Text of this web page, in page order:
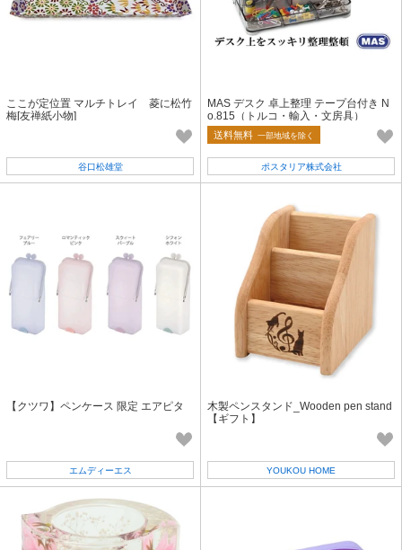
ここが定位置 マルチトレイ 菱に松竹
梅[友禅紙小物]
谷口松雄堂
MAS デスク 卓上整理 テープ台付き N
o.815（トルコ・輸入・文房具）
送料無料 一部地域を除く
ポスタリア株式会社
【クツワ】ペンケース 限定 エアピタ
エムディーエス
木製ペンスタンド_Wooden pen stand
【ギフト】
YOUKOU HOME